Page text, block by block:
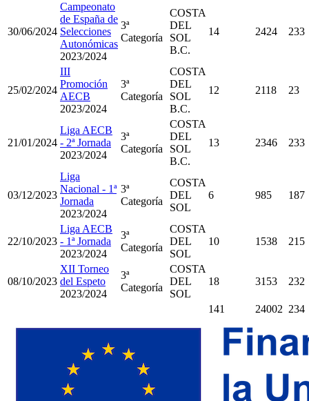
30/06/2024
Campeonato
de España de
Selecciones
Autonómicas
2023/2024
3ª
Categoría
COSTA
DEL
SOL
B.C.
14 2424 233
25/02/2024
III
Promoción
AECB
2023/2024
3ª
Categoría
COSTA
DEL
SOL
B.C.
12 2118 23
21/01/2024
Liga AECB
- 2ª Jornada
2023/2024
3ª
Categoría
COSTA
DEL
SOL
B.C.
13 2346 233
03/12/2023
Liga
Nacional - 1ª
Jornada
2023/2024
3ª
Categoría
COSTA
DEL
SOL
6 985 187
22/10/2023
Liga AECB
- 1ª Jornada
2023/2024
3ª
Categoría
COSTA
DEL
SOL
10 1538 215
08/10/2023
XII Torneo
del Espeto
2023/2024
3ª
Categoría
COSTA
DEL
SOL
18 3153 232
141 24002 234